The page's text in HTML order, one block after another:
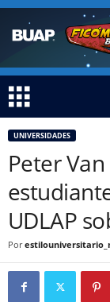
UNIVERSIDADES
Peter
UDLAP
Por